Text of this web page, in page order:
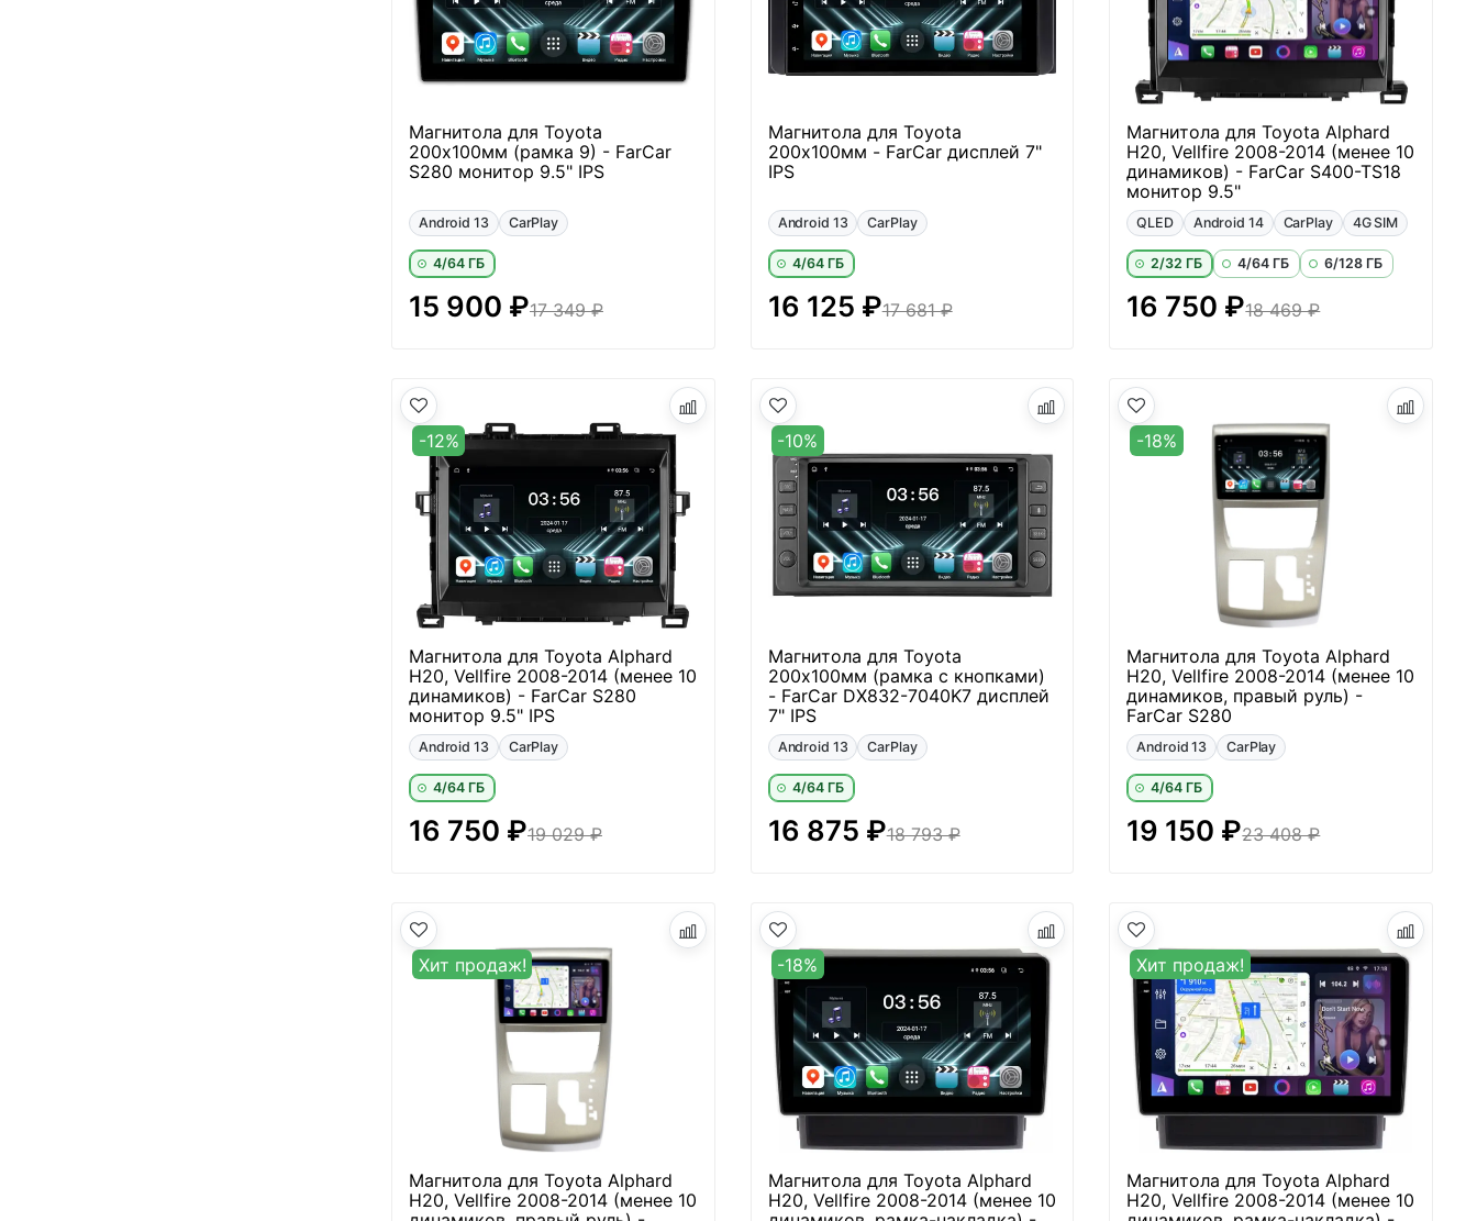
Магнитола для Toyota
200х100мм (рамка 9) - FarCar
S280 монитор 9.5" IPS
Android 13 CarPlay
4/64 ГБ
17 349 ₽
15 900 ₽
Магнитола для Toyota
200х100мм - FarCar дисплей 7"
IPS
Android 13 CarPlay
4/64 ГБ
17 681 ₽
16 125 ₽
Магнитола для Toyota Alphard
H20, Vellfire 2008-2014 (менее 10
динамиков) - FarCar S400-TS18
монитор 9.5"
QLED Android 14 CarPlay 4G SIM
2/32 ГБ 4/64 ГБ 6/128 ГБ
16 750 ₽18 469 ₽
-12%
Магнитола для Toyota Alphard
H20, Vellfire 2008-2014 (менее 10
динамиков) - FarCar S280
монитор 9.5" IPS
Android 13 CarPlay
4/64 ГБ
19 029 ₽
16 750 ₽
-10%
Магнитола для Toyota
200х100мм (рамка с кнопками)
- FarCar DX832-7040K7 дисплей
7" IPS
Android 13 CarPlay
4/64 ГБ
18 793 ₽
16 875 ₽
-18%
Магнитола для Toyota Alphard
H20, Vellfire 2008-2014 (менее 10
динамиков, правый руль) -
FarCar S280
Android 13 CarPlay
4/64 ГБ
23 408 ₽
19 150 ₽
Хит продаж!
Магнитола для Toyota Alphard
H20, Vellfire 2008-2014 (менее 10
-18%
Магнитола для Toyota Alphard
H20, Vellfire 2008-2014 (менее 10
Хит продаж!
Магнитола для Toyota Alphard
H20, Vellfire 2008-2014 (менее 10